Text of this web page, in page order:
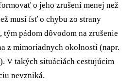
o jeho zrušení menej než
musí ísť o chybu zo strany
pádom dôvodom na zrušenie
z mimoriadnych okolností (napr.
V takých situáciách cestujúcim
nevzniká.